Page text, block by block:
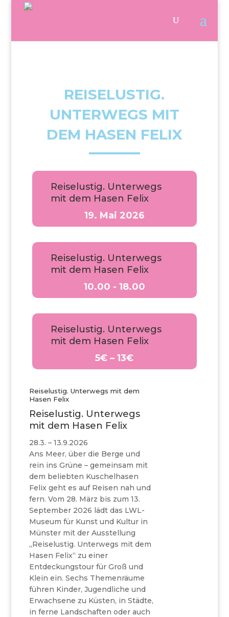
REISELUSTIG.
UNTERWEGS MIT
DEM HASEN FELIX
Reiselustig. Unterwegs
mit dem Hasen Felix
19. Mai 2026
Reiselustig. Unterwegs
mit dem Hasen Felix
10.00 - 18.00
Reiselustig. Unterwegs
mit dem Hasen Felix
5€ – 13€
Reiselustig. Unterwegs mit dem
Hasen Felix
Reiselustig. Unterwegs
mit dem Hasen Felix
28.3. – 13.9.2026
Ans Meer, über die Berge und
rein ins Grüne – gemeinsam mit
dem beliebten Kuschelhasen
Felix geht es auf Reisen nah und
fern. Vom 28. März bis zum 13.
September 2026 lädt das LWL-
Museum für Kunst und Kultur in
Münster mit der Ausstellung
„Reiselustig. Unterwegs mit dem
Hasen Felix“ zu einer
Entdeckungstour für Groß und
Klein ein. Sechs Themenräume
führen Kinder, Jugendliche und
Erwachsene zu Küsten, in Städte,
in ferne Landschaften oder auch